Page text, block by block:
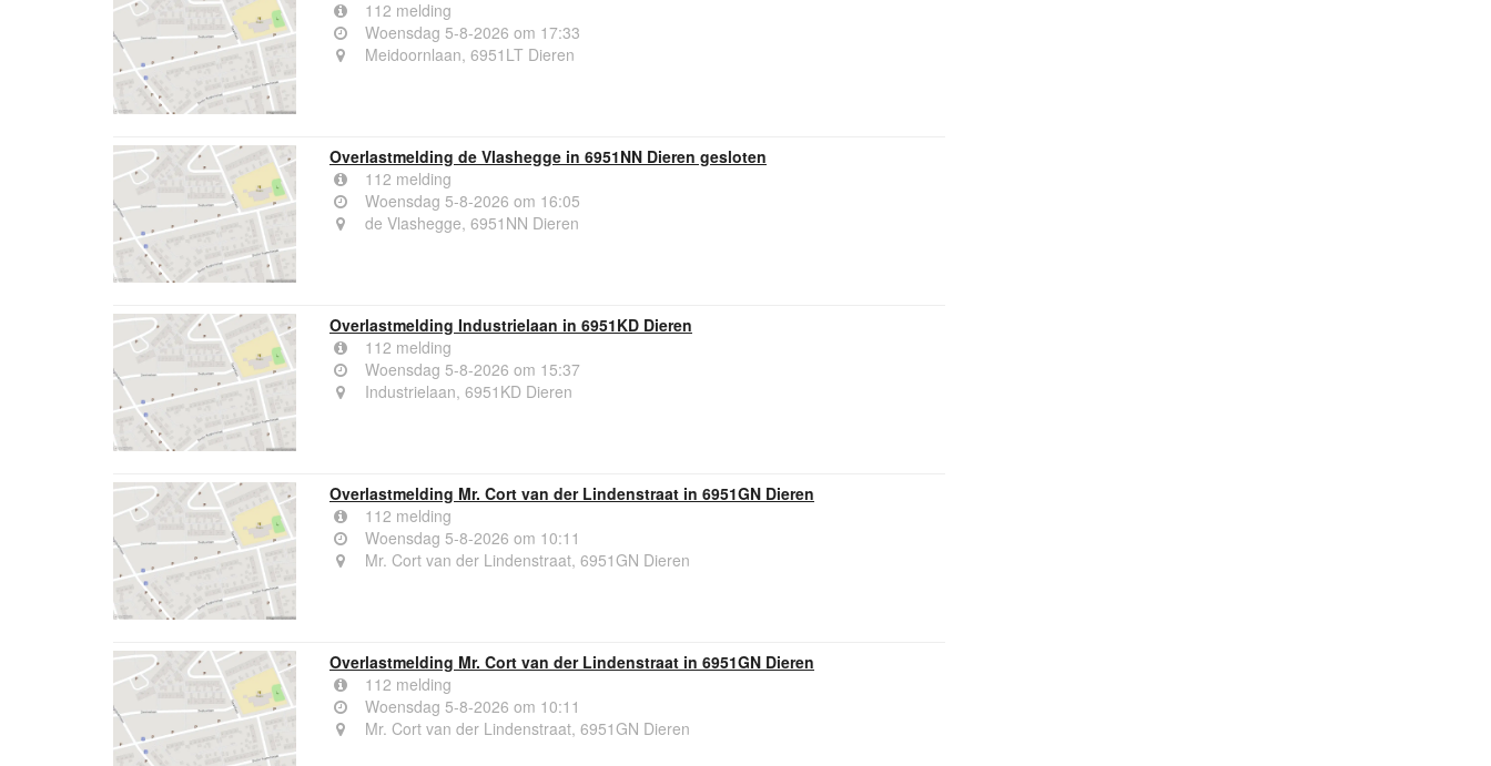
112 melding
Woensdag 5-8-2026 om 17:33
Meidoornlaan, 6951LT Dieren
Overlastmelding de Vlashegge in 6951NN Dieren gesloten
112 melding
Woensdag 5-8-2026 om 16:05
de Vlashegge, 6951NN Dieren
Overlastmelding Industrielaan in 6951KD Dieren
112 melding
Woensdag 5-8-2026 om 15:37
Industrielaan, 6951KD Dieren
Overlastmelding Mr. Cort van der Lindenstraat in 6951GN Dieren
112 melding
Woensdag 5-8-2026 om 10:11
Mr. Cort van der Lindenstraat, 6951GN Dieren
Overlastmelding Mr. Cort van der Lindenstraat in 6951GN Dieren
112 melding
Woensdag 5-8-2026 om 10:11
Mr. Cort van der Lindenstraat, 6951GN Dieren